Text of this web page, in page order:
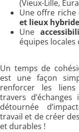
(Vieux-Lille,
Une offre riche
et lieux
Une
équipes
Un temps de
est une façon
renforcer les
travers
détournée
travail et de créer
et durables !